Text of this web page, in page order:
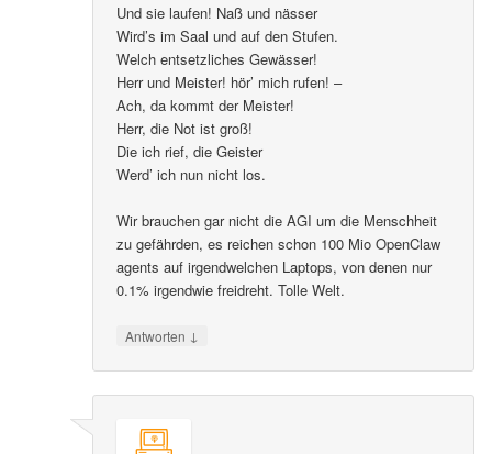
Und sie laufen! Naß und nässer
Wird’s im Saal und auf den Stufen.
Welch entsetzliches Gewässer!
Herr und Meister! hör’ mich rufen! –
Ach, da kommt der Meister!
Herr, die Not ist groß!
Die ich rief, die Geister
Werd’ ich nun nicht los.
Wir brauchen gar nicht die AGI um die Menschheit
zu gefährden, es reichen schon 100 Mio OpenClaw
agents auf irgendwelchen Laptops, von denen nur
0.1% irgendwie freidreht. Tolle Welt.
Antworten ↓